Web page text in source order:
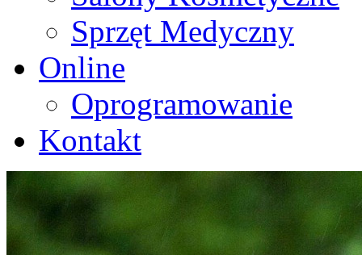
Sprzęt Medyczny
Online
Oprogramowanie
Kontakt